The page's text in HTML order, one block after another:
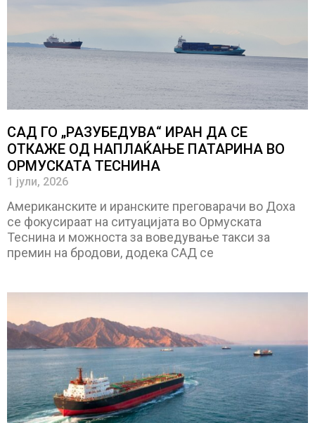
САД ГО „РАЗУБЕДУВА“ ИРАН ДА СЕ
ОТКАЖЕ ОД НАПЛАЌАЊЕ ПАТАРИНА ВО
ОРМУСКАТА ТЕСНИНА
1 јули, 2026
Американските и иранските преговарачи во Доха
се фокусираат на ситуацијата во Ормуската
Теснина и можноста за воведување такси за
премин на бродови, додека САД се